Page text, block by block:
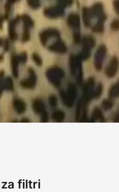
filtri